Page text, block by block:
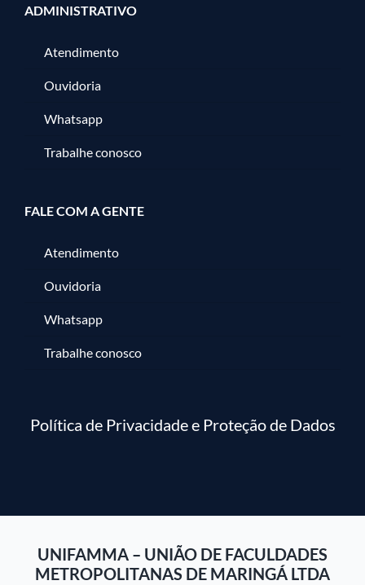
ADMINISTRATIVO
Atendimento
Ouvidoria
Whatsapp
Trabalhe conosco
FALE COM A GENTE
Atendimento
Ouvidoria
Whatsapp
Trabalhe conosco
Política de Privacidade e Proteção de Dados
UNIFAMMA – UNIÃO DE FACULDADES
METROPOLITANAS DE MARINGÁ LTDA